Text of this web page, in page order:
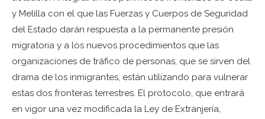
y Melilla con el que las Fuerzas y Cuerpos de Seguridad
del Estado darán respuesta a la permanente presión
migratoria y a los nuevos procedimientos que las
organizaciones de tráfico de personas, que se sirven del
drama de los inmigrantes, están utilizando para vulnerar
estas dos fronteras terrestres. El protocolo, que entrará
en vigor una vez modificada la Ley de Extranjería,